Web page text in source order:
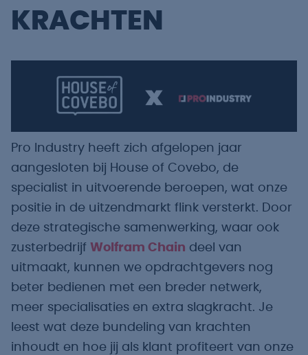
KRACHTEN
Pro Industry heeft zich afgelopen jaar
aangesloten bij House of Covebo, de
specialist in uitvoerende beroepen, wat onze
positie in de uitzendmarkt flink versterkt. Door
deze strategische samenwerking, waar ook
zusterbedrijf Wolfram Chain deel van
uitmaakt, kunnen we opdrachtgevers nog
beter bedienen met een breder netwerk,
meer specialisaties en extra slagkracht. Je
leest wat deze bundeling van krachten
inhoudt en hoe jij als klant profiteert van onze